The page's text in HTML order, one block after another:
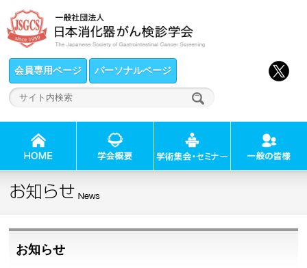
会員専用ページ パーソナルページ
お知らせ